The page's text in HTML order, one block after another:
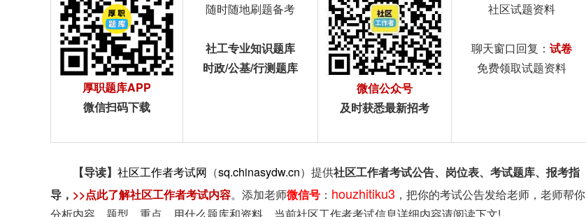
厚职题库APP
微信扫码下载
随时随地刷题备考
社工专业知识题库
时政/公基/行测题库
微信公众号
及时获悉最新招考
社区试题资料
聊天窗口回复： 试卷
免费领取试题资料
【导读】 社区工作者考试网 （sq.chinasydw.cn）提供社区工作者考试公告、岗位表、考试题库、报考指
导 ， >>点此了解社区工作者考试内容。添加老师微信号 ： houzhitiku3 ，把你的考试公告发给老师，老师帮你